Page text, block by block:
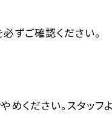
ずご確認ください。
めください。スタッフ